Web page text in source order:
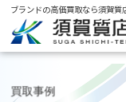
ブランドの高価買取なら須賀質
ブランド買取 ブラン
買取事例